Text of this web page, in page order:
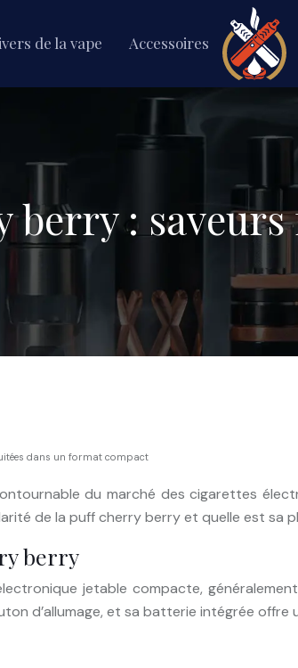
Accessoires
de la vape
berry :
dans un format compact
du marché des cigarettes
de la puff cherry berry et quelle est sa
berry
jetable compacte,
d’allumage, et sa batterie intégrée